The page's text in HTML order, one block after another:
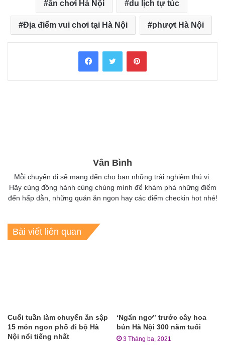
ăn chơi Hà Nội du lịch tự túc
Địa điểm vui chơi tại Hà Nội phượt Hà Nội
FacebookTwitter Pinterest
Vân Bình
Mỗi chuyến đi sẽ mang đến cho bạn những trải nghiệm thú vị.
Hãy cùng đồng hành cùng chúng mình để khám phá những điểm
đến hấp dẫn, những quán ăn ngon hay các điểm checkin hot nhé!
Bài viết liên quan
Cuối tuần làm chuyến ăn sập
15 món ngon phố đi bộ Hà
Nội nổi tiếng nhất
‘Ngẩn ngơ” trước cây hoa
bún Hà Nội 300 năm tuổi
3 Tháng ba, 2021